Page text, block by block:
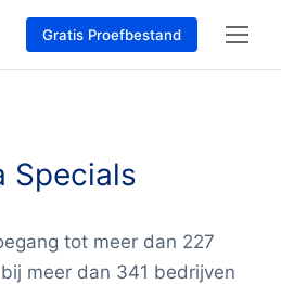
Gratis Proefbestand
Specials
tot meer dan 227
meer dan 341 bedrijven